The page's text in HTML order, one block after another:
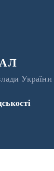
України